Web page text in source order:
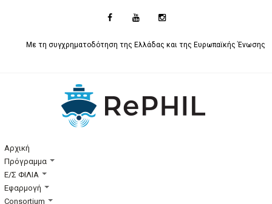
Με τη συγχρηματοδότηση της Ελλάδας και της Ευρωπαϊκής Ένωσης
Αρχική
Πρόγραμμα
Ε/Σ ΦΙΛΙΑ
Εφαρμογή
Consortium